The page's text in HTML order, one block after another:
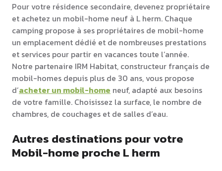
Pour votre résidence secondaire, devenez propriétaire
et achetez un mobil-home neuf à L herm. Chaque
camping propose à ses propriétaires de mobil-home
un emplacement dédié et de nombreuses prestations
et services pour partir en vacances toute l’année.
Notre partenaire IRM Habitat, constructeur français de
mobil-homes depuis plus de 30 ans, vous propose
d’acheter un mobil-home neuf, adapté aux besoins
de votre famille. Choisissez la surface, le nombre de
chambres, de couchages et de salles d’eau.
Autres destinations pour votre
Mobil-home proche L herm